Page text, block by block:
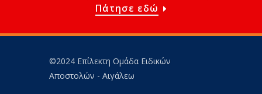
Πάτησε εδώ
©2024 Επίλεκτη Ομάδα Ειδικών
Αποστολών - Αιγάλεω